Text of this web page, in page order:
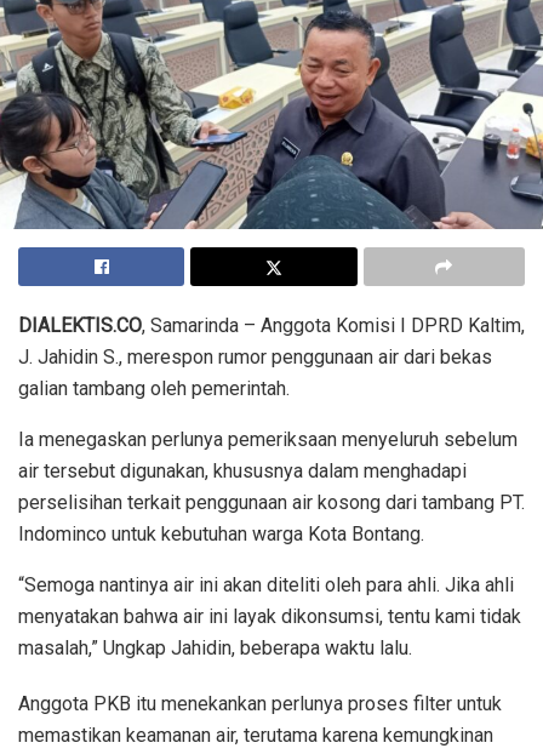
DIALEKTIS.CO, Samarinda – Anggota Komisi I DPRD Kaltim,
J. Jahidin S., merespon rumor penggunaan air dari bekas
galian tambang oleh pemerintah.
Ia menegaskan perlunya pemeriksaan menyeluruh sebelum
air tersebut digunakan, khususnya dalam menghadapi
perselisihan terkait penggunaan air kosong dari tambang PT.
Indominco untuk kebutuhan warga Kota Bontang.
“Semoga nantinya air ini akan diteliti oleh para ahli. Jika ahli
menyatakan bahwa air ini layak dikonsumsi, tentu kami tidak
masalah,” Ungkap Jahidin, beberapa waktu lalu.
Anggota PKB itu menekankan perlunya proses filter untuk
memastikan keamanan air, terutama karena kemungkinan